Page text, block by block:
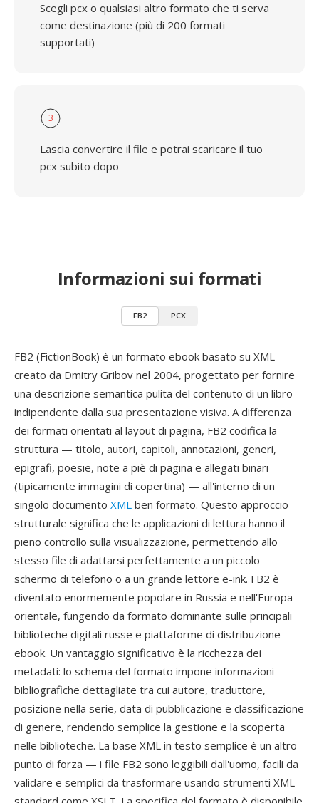
Scegli pcx o qualsiasi altro formato che ti serva
come destinazione (più di 200 formati
supportati)
3
Lascia convertire il file e potrai scaricare il tuo
pcx subito dopo
Informazioni sui formati
FB2 PCX
FB2 (FictionBook) è un formato ebook basato su XML
creato da Dmitry Gribov nel 2004, progettato per fornire
una descrizione semantica pulita del contenuto di un libro
indipendente dalla sua presentazione visiva. A differenza
dei formati orientati al layout di pagina, FB2 codifica la
struttura — titolo, autori, capitoli, annotazioni, generi,
epigrafi, poesie, note a piè di pagina e allegati binari
(tipicamente immagini di copertina) — all'interno di un
singolo documento XML ben formato. Questo approccio
strutturale significa che le applicazioni di lettura hanno il
pieno controllo sulla visualizzazione, permettendo allo
stesso file di adattarsi perfettamente a un piccolo
schermo di telefono o a un grande lettore e-ink. FB2 è
diventato enormemente popolare in Russia e nell'Europa
orientale, fungendo da formato dominante sulle principali
biblioteche digitali russe e piattaforme di distribuzione
ebook. Un vantaggio significativo è la ricchezza dei
metadati: lo schema del formato impone informazioni
bibliografiche dettagliate tra cui autore, traduttore,
posizione nella serie, data di pubblicazione e classificazione
di genere, rendendo semplice la gestione e la scoperta
nelle biblioteche. La base XML in testo semplice è un altro
punto di forza — i file FB2 sono leggibili dall'uomo, facili da
validare e semplici da trasformare usando strumenti XML